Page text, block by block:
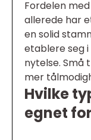
Fordelen
allerede har
en solid
etablere seg i
nytelse.
mer
Hvilke
egnet